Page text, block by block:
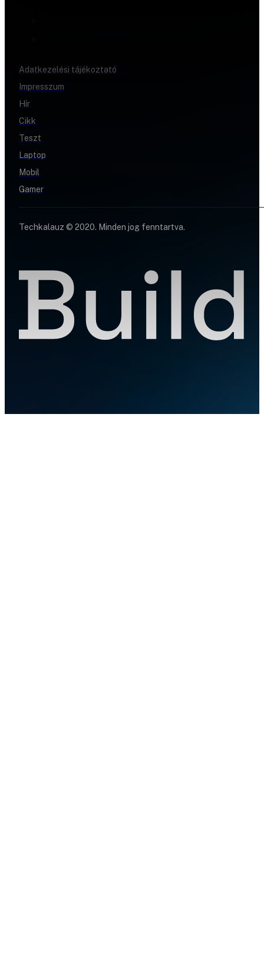
Adatkezelési tájékoztató
Impresszum
Hír
Cikk
Teszt
Laptop
Mobil
Gamer
Techkalauz © 2020. Minden jog fenntartva.